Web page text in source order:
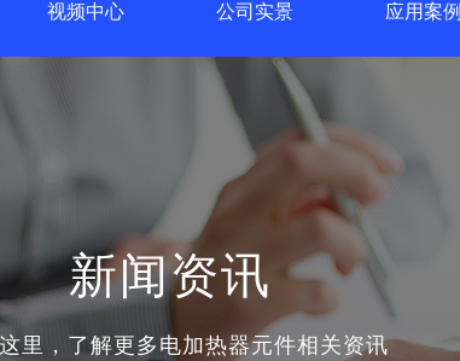
视频中心 公司实景 应用案例
新闻资讯
里，了解更多电加热器元件相关资讯